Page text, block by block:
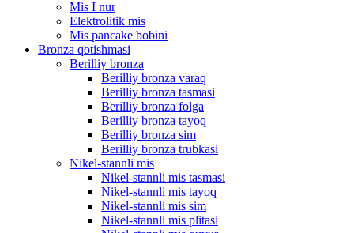
Mis I nur
Elektrolitik mis
Mis pancake bobini
Bronza qotishmasi
Berilliy bronza
Berilliy bronza varaq
Berilliy bronza tasmasi
Berilliy bronza folga
Berilliy bronza tayoq
Berilliy bronza sim
Berilliy bronza trubkasi
Nikel-stannli mis
Nikel-stannli mis tasmasi
Nikel-stannli mis tayoq
Nikel-stannli mis sim
Nikel-stannli mis plitasi